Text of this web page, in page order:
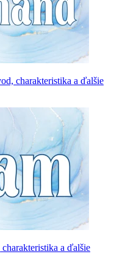
charakteristika a ďalšie
a ďalšie